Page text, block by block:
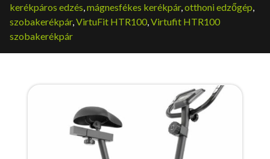
kerékpáros edzés,mágnesfékes kerékpár,otthoni edzőgép,
szobakerékpár,VirtuFit HTR100,Virtufit HTR100
szobakerékpár